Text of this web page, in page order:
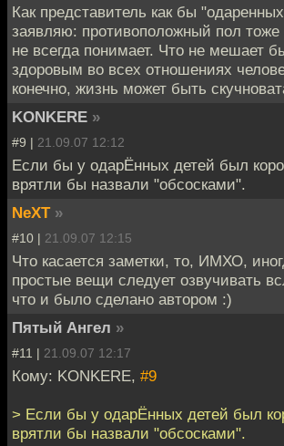
Как представитель как бы
заявляю: противоположный пол тоже
не всегда понимает. Что не мешает
здоровым во всех отношениях
конечно, жизнь может быть
KONKERE »
#9 | 21.09.07 12:12
Если бы у одарЁнных детей был
врятли бы назвали "обсосками".
NeXT »
#10 | 21.09.07 12:15
Что касается заметки, то, ИМХО,
простые вещи следует озвучивать
что и было сделано автором :)
Пятый Ангел »
#11 | 21.09.07 12:17
Кому: KONKERE, #9
> Если бы у одарЁнных детей был
врятли бы назвали "обсосками".